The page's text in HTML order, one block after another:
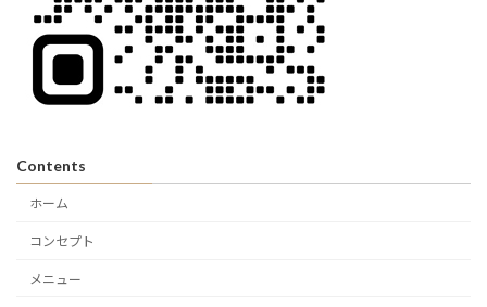
Contents
ホーム
コンセプト
メニュー